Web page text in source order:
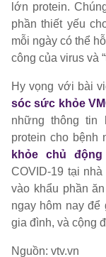
lớn protein.
phần thiết yếu
mỗi ngày có thể
công của virus và
Hy vọng với bài
sóc sức khỏe
những thông
protein cho bệnh
khỏe chủ
COVID-19 tại
vào khẩu phần
ngay hôm nay để
gia đình, và cộng
Nguồn: vtv.vn